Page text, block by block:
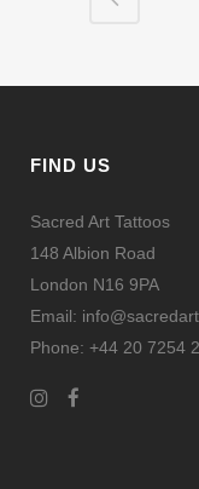
FIND US
Sacred Art Tattoos
148 Albion Road
London N16 9PA
Email:
Phone: +44 20 7254